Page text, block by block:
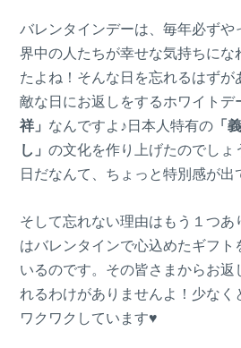
バレンタインデーは、毎年必ず
界中の人たちが幸せな気持ちにな
たよね！そんな日を忘れるはず
敵な日にお返しをするホワイトデ
祥」 なんですよ♪日本人特有の 「
し」の文化を作り上げたのでしょ
日だなんて、ちょっと特別感が出
そして忘れない理由はもう１つあ
はバレンタインで心込めたギフト
いるのです。その皆さまからお返
れるわけがありませんよ！少なく
ワクワクしています♥